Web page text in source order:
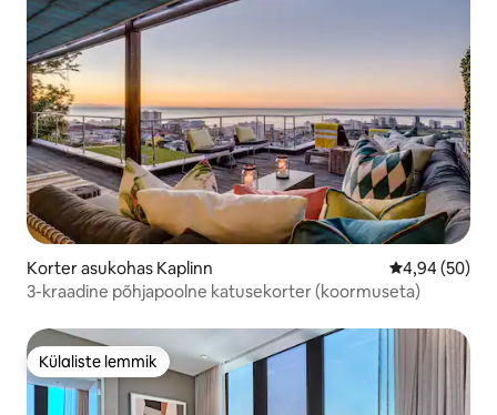
Korter asukohas Kaplinn Keskmine
4,94 (50)
3-kraadine põhjapoolne katusekorter (koormuseta)
Külaliste lemmik
Külaliste lemmik